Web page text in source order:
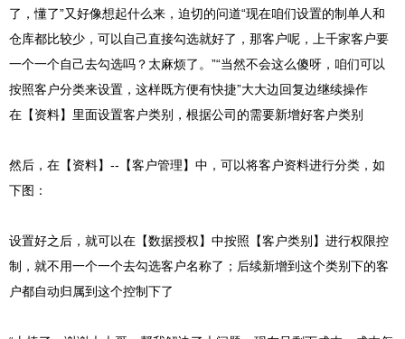
了，懂了”又好像想起什么来，迫切的问道“现在咱们设置的制单人和
仓库都比较少，可以自己直接勾选就好了，那客户呢，上千家客户要
一个一个自己去勾选吗？太麻烦了。”“当然不会这么傻呀，咱们可以
按照客户分类来设置，这样既方便有快捷”大大边回复边继续操作
在【资料】里面设置客户类别，根据公司的需要新增好客户类别
然后，在【资料】--【客户管理】中，可以将客户资料进行分类，如
下图：
设置好之后，就可以在【数据授权】中按照【客户类别】进行权限控
制，就不用一个一个去勾选客户名称了；后续新增到这个类别下的客
户都自动归属到这个控制下了